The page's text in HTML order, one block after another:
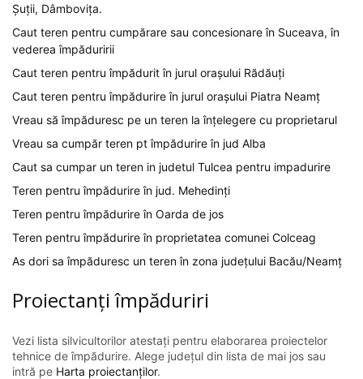
Șuții, Dâmbovița.
Caut teren pentru cumpărare sau concesionare în Suceava, în
vederea împăduririi
Caut teren pentru împădurit în jurul orașului Rădăuți
Caut teren pentru împădurire în jurul orașului Piatra Neamț
Vreau să împăduresc pe un teren la înțelegere cu proprietarul
Vreau sa cumpăr teren pt împădurire în jud Alba
Caut sa cumpar un teren in judetul Tulcea pentru impadurire
Teren pentru împădurire în jud. Mehedinți
Teren pentru împădurire în Oarda de jos
Teren pentru împădurire în proprietatea comunei Colceag
As dori sa împăduresc un teren în zona județului Bacău/Neamț
Proiectanți împăduriri
Vezi lista silvicultorilor atestați pentru elaborarea proiectelor
tehnice de împădurire. Alege județul din lista de mai jos sau
intră pe Harta proiectanților.